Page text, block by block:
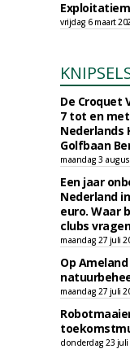
vrijdag 6 maart
De Croquet
7 tot en
Nederlands
Golfbaan
maandag 3
Een jaar
Nederland
euro. Waar
clubs
maandag 27 juli
Op
maandag 27 juli
donderdag 23 juli